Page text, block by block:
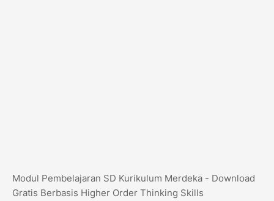
Modul Pembelajaran SD Kurikulum Merdeka - Download
Gratis Berbasis Higher Order Thinking Skills